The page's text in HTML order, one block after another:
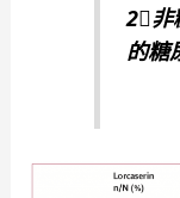
2⃣️非
的糖